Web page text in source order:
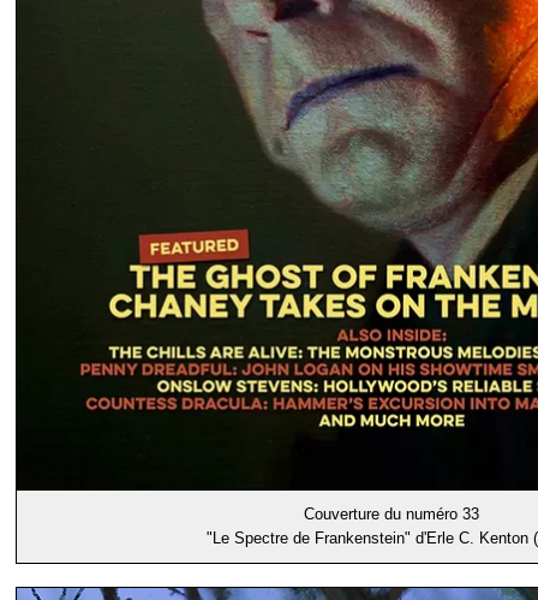
Couverture du numéro 33
"Le Spectre de Frankenstein" d'Erle C. Kenton